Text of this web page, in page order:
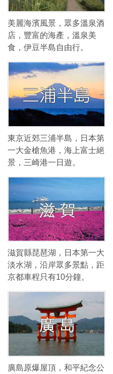
美麗海濱風景，眾多溫泉酒
店，豐富的海產，溫泉美
食，伊豆半島自由行。
東京近郊三浦半島，日本第
一大金槍魚港，海上富士絕
景，三崎港一日遊。
滋賀縣琵琶湖，日本第一大
淡水湖，沿岸眾多景點，距
京都車程只有10分鐘。
廣島原爆屋頂，和平紀念公